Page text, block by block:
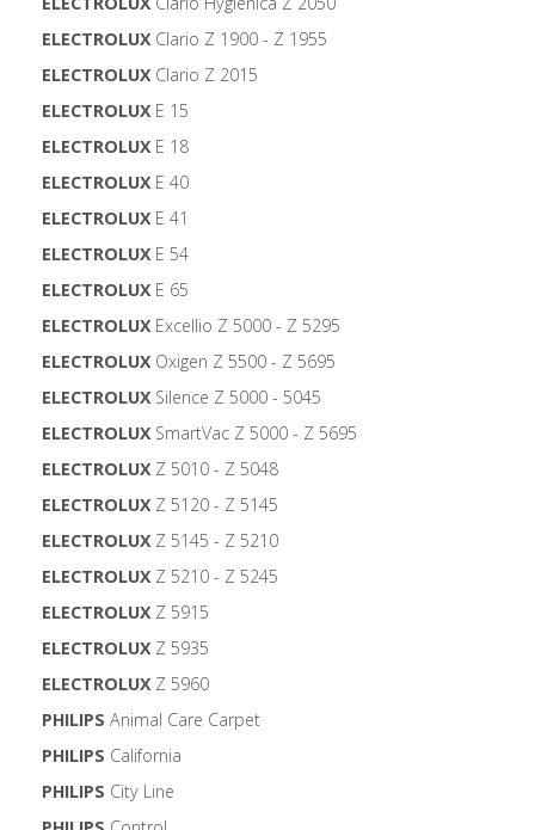
ELECTROLUXClario Z 1900 - Z 1955
ELECTROLUXClario Z 2015
ELECTROLUXE 15
ELECTROLUXE 18
ELECTROLUXE 40
ELECTROLUXE 41
ELECTROLUXE 54
ELECTROLUXE 65
ELECTROLUXExcellio Z 5000 - Z 5295
ELECTROLUXOxigen Z 5500 - Z 5695
ELECTROLUXSilence Z 5000 - 5045
ELECTROLUXSmartVac Z 5000 - Z 5695
ELECTROLUXZ 5010 - Z 5048
ELECTROLUXZ 5120 - Z 5145
ELECTROLUXZ 5145 - Z 5210
ELECTROLUXZ 5210 - Z 5245
ELECTROLUXZ 5915
ELECTROLUXZ 5935
ELECTROLUXZ 5960
PHILIPS Animal Care Carpet
PHILIPS California
PHILIPS City Line